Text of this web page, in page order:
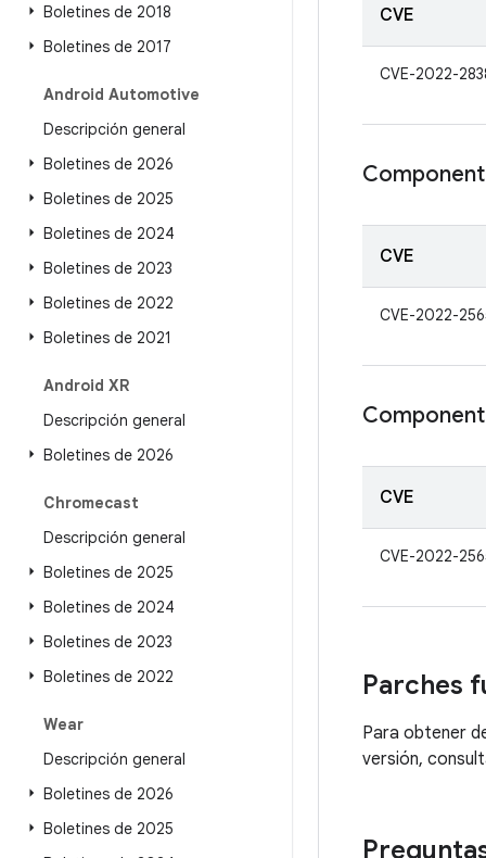
Boletines de 2018
Boletines de 2017
Android Automotive
Descripción general
Boletines de 2026
Boletines de 2025
Boletines de 2024
Boletines de 2023
Boletines de 2022
Boletines de 2021
Android XR
Descripción general
Boletines de 2026
Chromecast
Descripción general
Boletines de 2025
Boletines de 2024
Boletines de 2023
Boletines de 2022
Wear
Descripción general
Boletines de 2026
Boletines de 2025
CVE
CVE-2022-
CVE
CVE-2022-
CVE
CVE-2022-
Parches
Para obtener
versión,